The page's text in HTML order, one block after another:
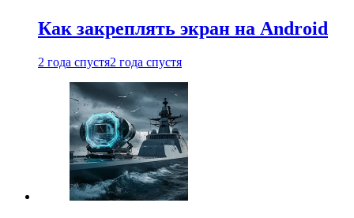
Как закреплять экран на Android
2 года спустя2 года спустя